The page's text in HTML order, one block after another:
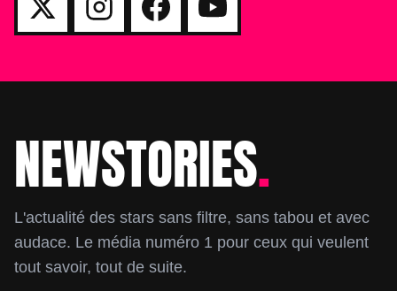
Footer
NEWSTORIES.
L'actualité des stars sans filtre, sans tabou et avec
audace. Le média numéro 1 pour ceux qui veulent
tout savoir, tout de suite.